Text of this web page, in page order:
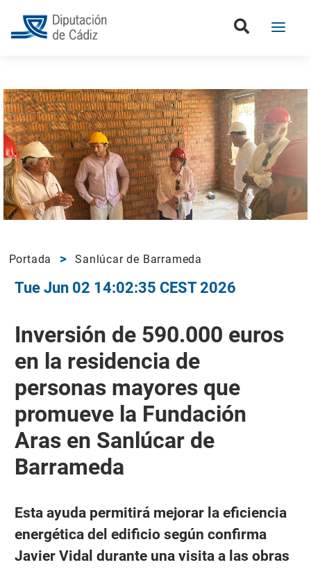
Portada Sanlúcar de Barrameda
Tue Jun 02 14:02:35 CEST 2026
Inversión de 590.000 euros
en la residencia de
personas mayores que
promueve la Fundación
Aras en Sanlúcar de
Barrameda
Esta ayuda permitirá mejorar la eficiencia
energética del edificio según confirma
Javier Vidal durante una visita a las obras